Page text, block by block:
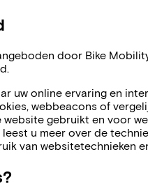
door Bike
uw online ervaring en
webbeacons of
website gebruikt en voor
u meer over de
van websitetechnieken